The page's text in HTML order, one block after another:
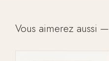
Vous aimerez aussi —